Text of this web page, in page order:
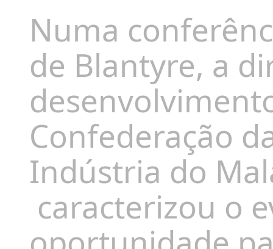
Numa
de Blantyre, a
Confederação
Indústria do
caracterizou o